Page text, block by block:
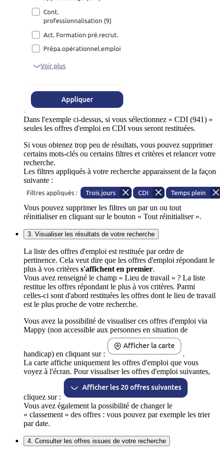
Dans l'exemple ci-dessus, si vous sélectionnez « CDI (941) »
seules les offres d'emploi en CDI vous seront restituées.
Si vous obtenez trop peu de résultats, vous pouvez supprimer
certains mots-clés ou certains filtres et critères et relancer votre
recherche.
Les filtres appliqués à votre recherche apparaissent de la façon
suivante :
Vous pouvez supprimer les filtres un par un ou tout
réinitialiser en cliquant sur le bouton « Tout réinitialiser ».
3. Visualiser les résultats de votre recherche
La liste des offres d'emploi est restituée par ordre de
pertinence. Cela veut dire que les offres d'emploi répondant le
plus à vos critères s'affichent en premier.
Vous avez renseigné le champ « Lieu de travail » ? La liste
restitue les offres répondant le plus à vos critères. Parmi
celles-ci sont d'abord restituées les offres dont le lieu de travail
est le plus proche de votre recherche.
Vous avez la possibilité de visualiser ces offres d'emploi via
Mappy (non accessible aux personnes en situation de
handicap) en cliquant sur :
.
La carte affiche uniquement les offres d'emploi que vous
voyez à l'écran. Pour visualiser les offres d'emploi suivantes,
cliquez sur :
Vous avez également la possibilité de changer le
« classement » des offres : vous pouvez par exemple les trier
par date.
4. Consulter les offres issues de votre recherche